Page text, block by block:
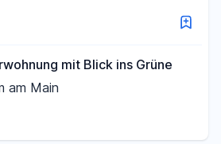
mit Blick ins Grüne
am Main